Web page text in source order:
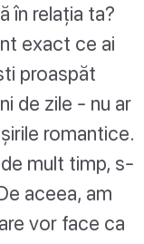
în relația ta?
exact ce ai
proaspăt
de zile - nu ar
romantice.
mult timp, s-
aceea, am
vor face ca